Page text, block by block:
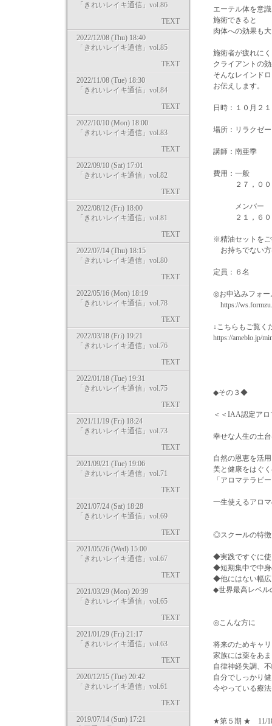
「きれいレイキ通信」vol.86
TEXT
2022/12/08 (Thu) 18:40
「きれいレイキ通信」vol.85
TEXT
2022/11/08 (Tue) 18:30
「きれいレイキ通信」vol.84
TEXT
2022/10/10 (Mon) 18:00
「きれいレイキ通信」vol.83
TEXT
2022/09/10 (Sat) 17:01
「きれいレイキ通信」vol.82
TEXT
2022/08/12 (Fri) 18:00
「きれいレイキ通信」vol.81
TEXT
2022/07/14 (Thu) 18:15
「きれいレイキ通信」vol.80
TEXT
2022/05/16 (Mon) 18:19
「きれいレイキ通信」vol.78
TEXT
2022/03/18 (Fri) 19:21
「きれいレイキ通信」vol.76
TEXT
2022/01/18 (Tue) 19:31
「きれいレイキ通信」vol.75
TEXT
2021/11/19 (Fri) 18:24
「きれいレイキ通信」vol.73
TEXT
2021/09/21 (Tue) 19:06
「きれいレイキ通信」vol.71
TEXT
2021/07/24 (Sat) 18:28
「きれいレイキ通信」vol.69
TEXT
2021/05/26 (Wed) 15:00
「きれいレイキ通信」vol.67
TEXT
2021/03/29 (Mon) 20:39
「きれいレイキ通信」vol.65
TEXT
2021/01/29 (Fri) 21:17
「きれいレイキ通信」vol.63
TEXT
2020/12/15 (Tue) 20:42
「きれいレイキ通信」vol.61
TEXT
2019/07/14 (Sun) 17:21
エーテル体を意
施術できると
肉体への効果も
施術者が疲れに
クライアントの
そんなレインド
お伝えします。
日時：１０月２
場所：リラクゼ
講師：南亜季
費用：一般
２７，００
メンバー
２１，６０
※精油セットをご
お持ちでない方
定員：６名
◎お申込みフォー
https://
↓こちらもご覧く
https://ameblo.jp/
◆その３◆
＜＜IAA認定アロ
幸せな人生の土
自然の恩恵を活
美と健康をはぐ
「アロマテラピ
一生使えるアロマ
◎スクールの特徴
◆実践ですぐに使
◆短期集中で中身
◆他にはない幅広
◆世界最高レベル
◎こんな方に
将来のためキャ
家族には薬をあ
自律神経失調、
自分でしっかり
今やっている療
★第５期 ★ 11/